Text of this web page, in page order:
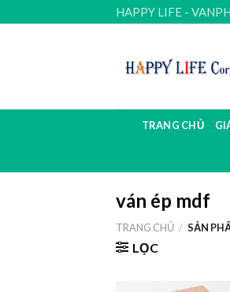
to
HAPPY LIFE -
TRANG CHỦ
ván ép mdf
TRANG CHỦ / SẢN
LỌC